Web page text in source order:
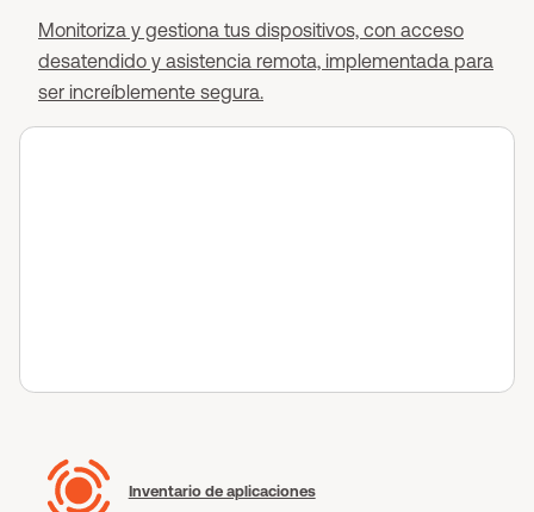
Monitoriza y gestiona tus dispositivos, con acceso
desatendido y asistencia remota, implementada para
ser increíblemente segura.
Inventario de aplicaciones